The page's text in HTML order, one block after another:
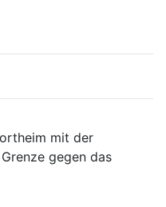
mit der
gegen das